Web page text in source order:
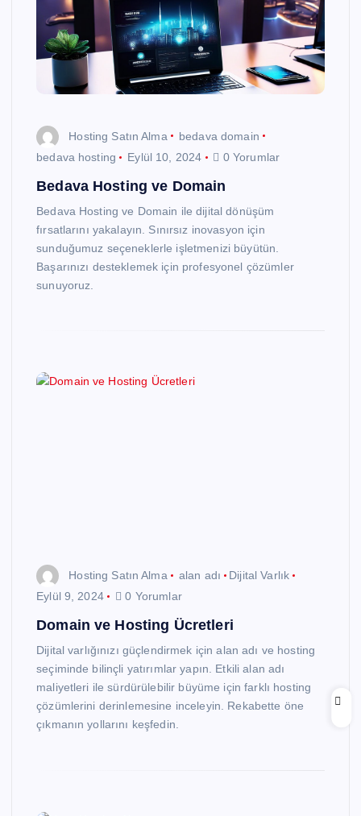
Hosting Satın Alma
bedava domain
bedava hosting
Eylül 10, 2024 0 Yorumlar
Bedava Hosting ve Domain
Bedava Hosting ve Domain ile dijital dönüşüm
fırsatlarını yakalayın. Sınırsız inovasyon için
sunduğumuz seçeneklerle işletmenizi büyütün.
Başarınızı desteklemek için profesyonel çözümler
sunuyoruz.
Hosting Satın Alma alan adı
Dijital Varlık
Eylül 9, 2024
0 Yorumlar
Domain ve Hosting Ücretleri
Dijital varlığınızı güçlendirmek için alan adı ve hosting
seçiminde bilinçli yatırımlar yapın. Etkili alan adı
maliyetleri ile sürdürülebilir büyüme için farklı hosting
çözümlerini derinlemesine inceleyin. Rekabette öne
çıkmanın yollarını keşfedin.